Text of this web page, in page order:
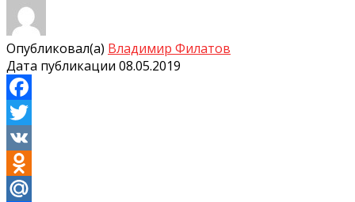
Опубликовал(а) Владимир Филатов
Дата публикации 08.05.2019
Facebook
Twitter
VK
Odnoklassniki